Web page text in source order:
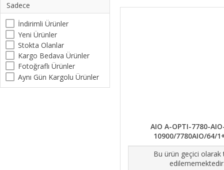
Sadece
İndirimli Ürünler
Yeni Ürünler
Stokta Olanlar
Kargo Bedava Ürünler
Fotoğraflı Ürünler
Aynı Gün Kargolu Ürünler
AIO A-OPTI-7780-
10900/7780AIO/64/
Bu ürün geçici olarak